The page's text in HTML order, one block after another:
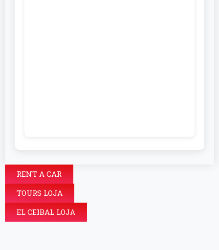
RENT A CAR
TOURS LOJA
EL CEIBAL LOJA